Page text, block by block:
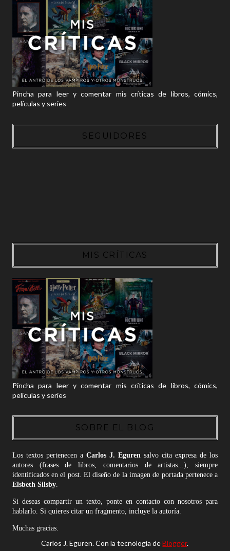
Pincha para leer y comentar mis críticas de libros, cómics,
películas y series
SEGUIDORES
MIS CRÍTICAS
Pincha para leer y comentar mis críticas de libros, cómics,
películas y series
SOBRE EL BLOG
Los textos pertenecen a Carlos J. Egurensalvo cita expresa de los
autores (frases de libros, comentarios de artistas...), siempre
identificados en el post. El diseño de la imagen de portada pertenece a
Elsbeth Silsby.
Si deseas compartir un texto, ponte en contacto con nosotros para
hablarlo. Si quieres citar un fragmento, incluye la autoría.
Muchas gracias.
Carlos J. Eguren. Con la tecnología deBlogger.